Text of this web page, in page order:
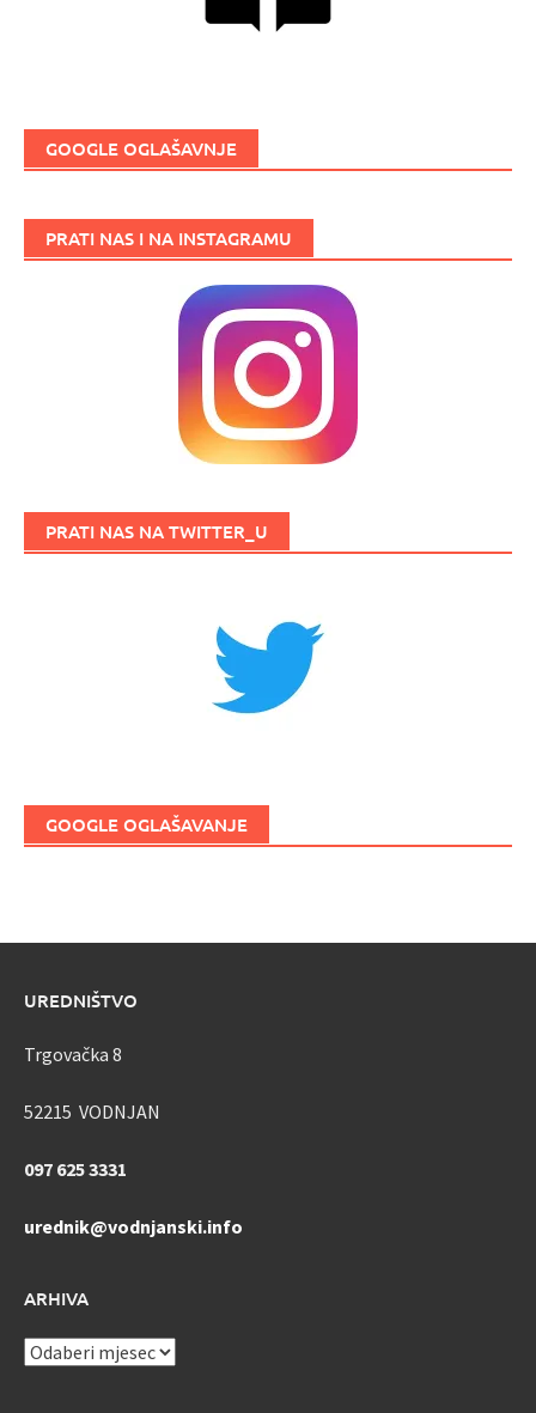
GOOGLE OGLAŠAVNJE
PRATI NAS I NA INSTAGRAMU
PRATI NAS NA TWITTER_U
GOOGLE OGLAŠAVANJE
UREDNIŠTVO
Trgovačka 8
52215 VODNJAN
097 625 3331
urednik@vodnjanski.info
ARHIVA
ARHIVA